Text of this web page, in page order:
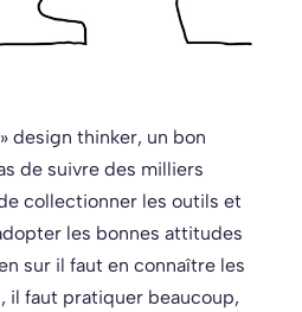
design thinker, un bon
de suivre des milliers
collectionner les outils et
les bonnes attitudes
sur il faut en connaître les
il faut pratiquer beaucoup,